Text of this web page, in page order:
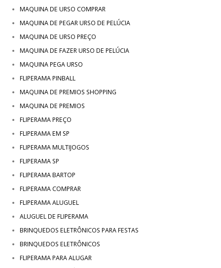
MAQUINA DE URSO COMPRAR
MAQUINA DE PEGAR URSO DE PELÚCIA
MAQUINA DE URSO PREÇO
MAQUINA DE FAZER URSO DE PELÚCIA
MAQUINA PEGA URSO
FLIPERAMA PINBALL
MAQUINA DE PREMIOS SHOPPING
MAQUINA DE PREMIOS
FLIPERAMA PREÇO
FLIPERAMA EM SP
FLIPERAMA MULTIJOGOS
FLIPERAMA SP
FLIPERAMA BARTOP
FLIPERAMA COMPRAR
FLIPERAMA ALUGUEL
ALUGUEL DE FLIPERAMA
BRINQUEDOS ELETRÔNICOS PARA FESTAS
BRINQUEDOS ELETRÔNICOS
FLIPERAMA PARA ALUGAR